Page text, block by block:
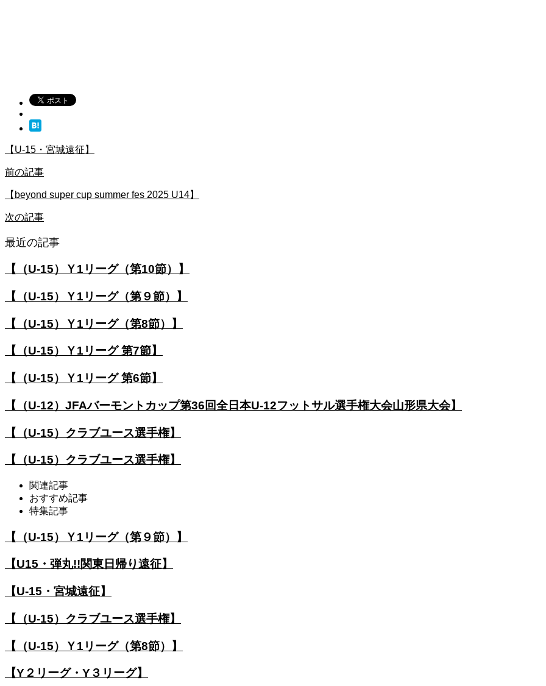
【U-15・宮城遠征】
前の記事
【beyond super cup summer fes 2025 U14】
次の記事
最近の記事
【（U-15）Ｙ1リーグ（第10節）】
【（U-15）Ｙ1リーグ（第９節）】
【（U-15）Ｙ1リーグ（第8節）】
【（U-15）Ｙ1リーグ 第7節】
【（U-15）Ｙ1リーグ 第6節】
【（U-12）JFAバーモントカップ第36回全日本U-12フットサル選手権大会山形県大会】
【（U-15）クラブユース選手権】
【（U-15）クラブユース選手権】
関連記事
おすすめ記事
特集記事
【（U-15）Ｙ1リーグ（第９節）】
【U15・弾丸!!関東日帰り遠征】
【U-15・宮城遠征】
【（U-15）クラブユース選手権】
【（U-15）Ｙ1リーグ（第8節）】
【Y２リーグ・Y３リーグ】